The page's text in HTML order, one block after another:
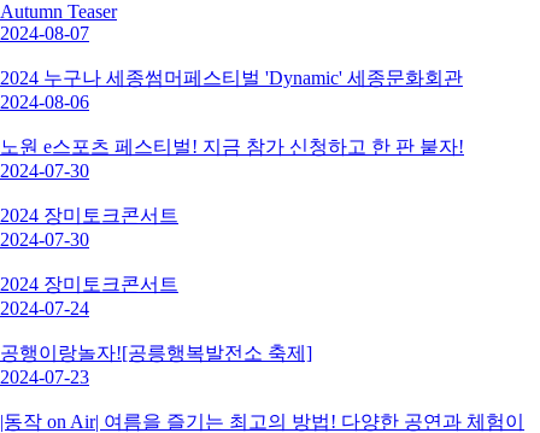
Autumn Teaser
2024-08-07
2024 누구나 세종썸머페스티벌 'Dynamic' 세종문화회관
2024-08-06
노원 e스포츠 페스티벌! 지금 참가 신청하고 한 판 붙자!
2024-07-30
2024 장미토크콘서트
2024-07-30
2024 장미토크콘서트
2024-07-24
공행이랑놀자![공릉행복발전소 축제]
2024-07-23
|동작 on Air| 여름을 즐기는 최고의 방법! 다양한 공연과 체험이